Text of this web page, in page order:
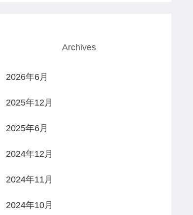
Archives
2026年6月
2025年12月
2025年6月
2024年12月
2024年11月
2024年10月